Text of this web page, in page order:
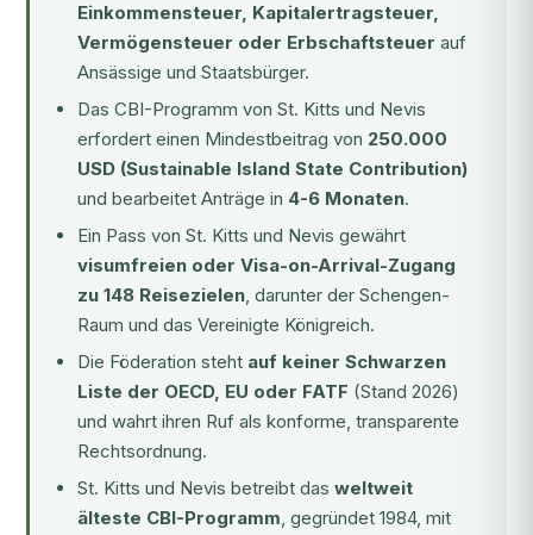
Einkommensteuer, Kapitalertragsteuer,
Vermögensteuer oder Erbschaftsteuer auf
Ansässige und Staatsbürger.
Das CBI-Programm von St. Kitts und Nevis
erfordert einen Mindestbeitrag von 250.000
USD (Sustainable Island State Contribution)
und bearbeitet Anträge in 4-6 Monaten.
Ein Pass von St. Kitts und Nevis gewährt
visumfreien oder Visa-on-Arrival-Zugang
zu 148 Reisezielen, darunter der Schengen-
Raum und das Vereinigte Königreich.
Die Föderation steht auf keiner Schwarzen
Liste der OECD, EU oder FATF (Stand 2026)
und wahrt ihren Ruf als konforme, transparente
Rechtsordnung.
St. Kitts und Nevis betreibt das weltweit
älteste CBI-Programm, gegründet 1984, mit